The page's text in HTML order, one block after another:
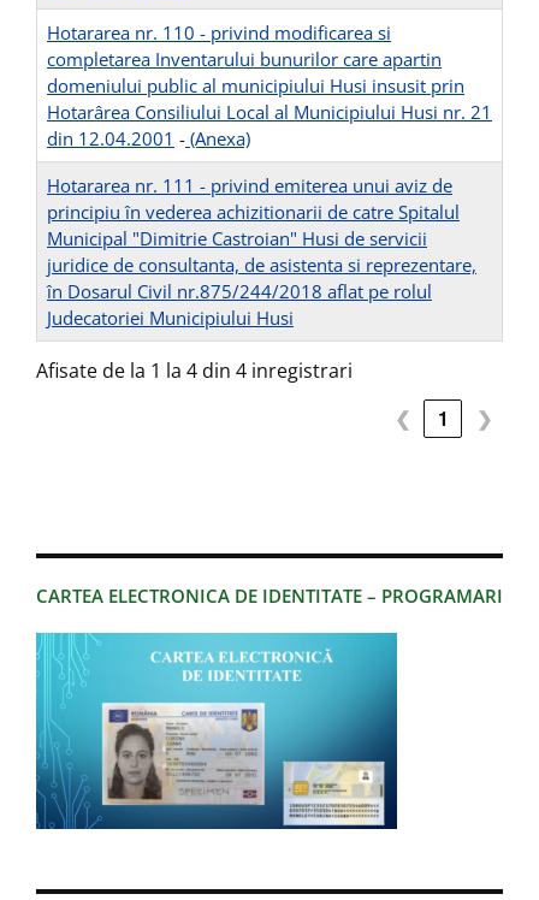
CARTEA ELECTRONICA DE IDENTITATE – PROGRAMARI
Hotararea nr. 110 - privind modificarea si
completarea Inventarului bunurilor care apartin
domeniului public al municipiului Husi insusit prin
Hotarârea Consiliului Local al Municipiului Husi nr. 21
din 12.04.2001 - (Anexa)
Hotararea nr. 111 - privind emiterea unui aviz de
principiu în vederea achizitionarii de catre Spitalul
Municipal "Dimitrie Castroian" Husi de servicii
juridice de consultanta, de asistenta si reprezentare,
în Dosarul Civil nr.875/244/2018 aflat pe rolul
Judecatoriei Municipiului Husi
Afisate de la 1 la 4 din 4 inregistrari
❮ 1 ❯